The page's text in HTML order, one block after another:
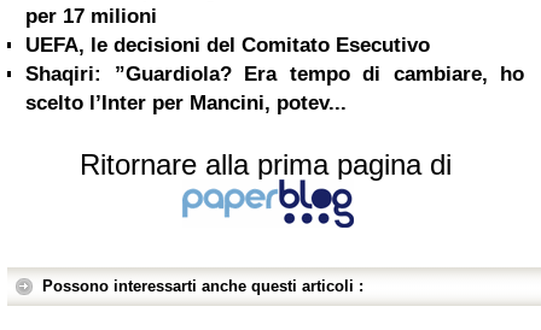
per 17 milioni
UEFA, le decisioni del Comitato Esecutivo
Shaqiri: ”Guardiola? Era tempo di cambiare, ho
scelto l’Inter per Mancini, potev...
Ritornare alla prima pagina di
Possono interessarti anche questi articoli :